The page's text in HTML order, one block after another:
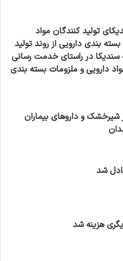
تولید کنندگان مواد
بندی دارویی از روند تولید
سندیکا در راستای خدمت رسانی
دارویی و ملزومات بسته بندی
شیرخشک و داروهای بیماران
شد
هزینه شد